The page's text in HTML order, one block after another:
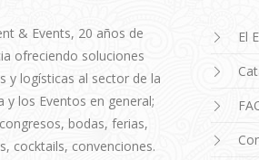
& Events, 20 años de
ofreciendo soluciones
y logísticas al sector de la
y los Eventos en general;
bodas, ferias,
cocktails, convenciones.
El